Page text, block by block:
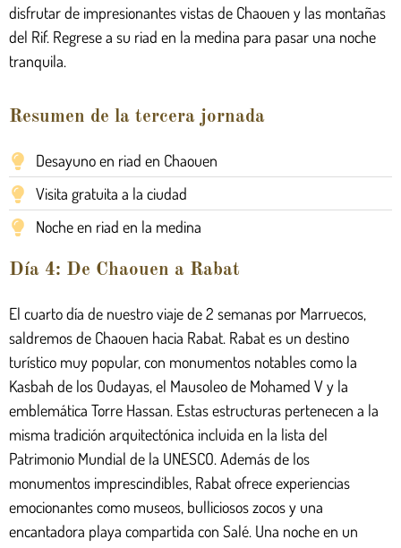
disfrutar de impresionantes vistas de Chaouen y las montañas
del Rif. Regrese a su riad en la medina para pasar una noche
tranquila.
Resumen de la tercera jornada
Desayuno en riad en Chaouen
Visita gratuita a la ciudad
Noche en riad en la medina
Día 4: De Chaouen a Rabat
El cuarto día de nuestro viaje de 2 semanas por Marruecos,
saldremos de Chaouen hacia Rabat. Rabat es un destino
turístico muy popular, con monumentos notables como la
Kasbah de los Oudayas, el Mausoleo de Mohamed V y la
emblemática Torre Hassan. Estas estructuras pertenecen a la
misma tradición arquitectónica incluida en la lista del
Patrimonio Mundial de la UNESCO. Además de los
monumentos imprescindibles, Rabat ofrece experiencias
emocionantes como museos, bulliciosos zocos y una
encantadora playa compartida con Salé. Una noche en un